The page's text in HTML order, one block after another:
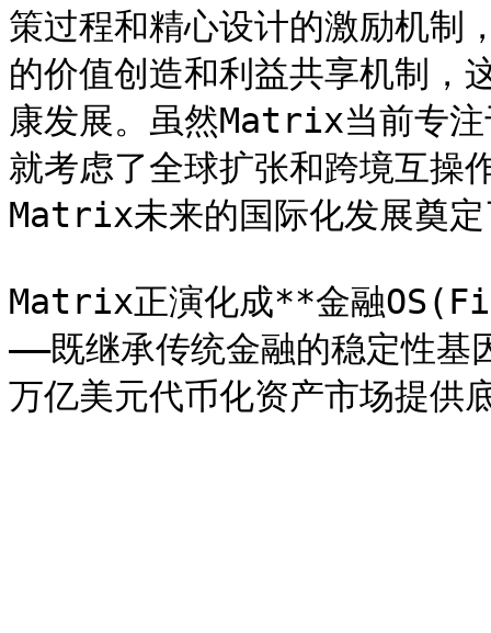
策过程和精心设计的激励机
的价值创造和利益共享机制，
康发展。虽然Matrix当前专注
就考虑了全球扩张和跨境互操
Matrix未来的国际化发展奠定
Matrix正演化成**金融
——既继承传统金融的稳定性